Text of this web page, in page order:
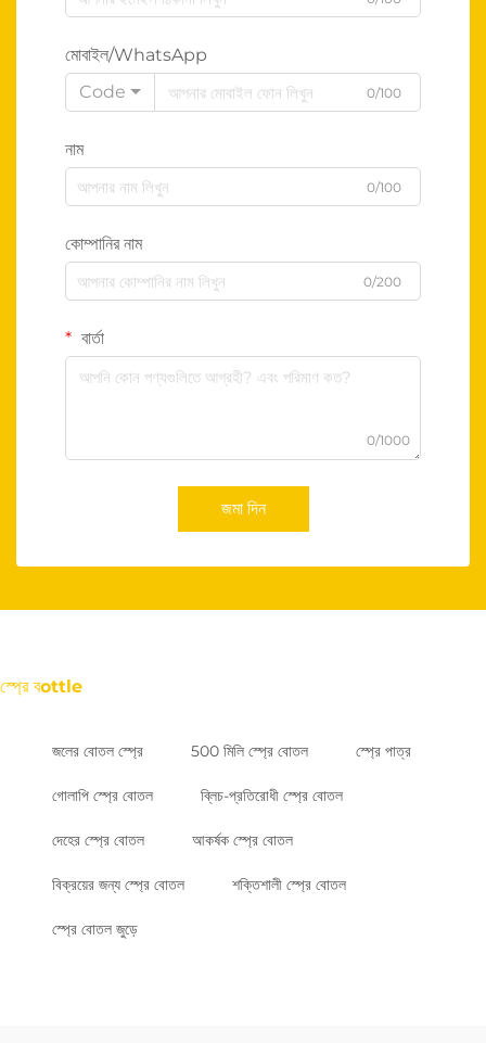
মোবাইল/WhatsApp
Code
0/100
নাম
0/100
কোম্পানির নাম
0/200
বার্তা
0/1000
জমা দিন
স্প্রে বottle
জলের বোতল স্প্রে 500 মিলি স্প্রে বোতল স্প্রে পাত্র
গোলাপি স্প্রে বোতল ব্লিচ-প্রতিরোধী স্প্রে বোতল
দেহের স্প্রে বোতল আকর্ষক স্প্রে বোতল
বিক্রয়ের জন্য স্প্রে বোতল শক্তিশালী স্প্রে বোতল
স্প্রে বোতল জুড়ে